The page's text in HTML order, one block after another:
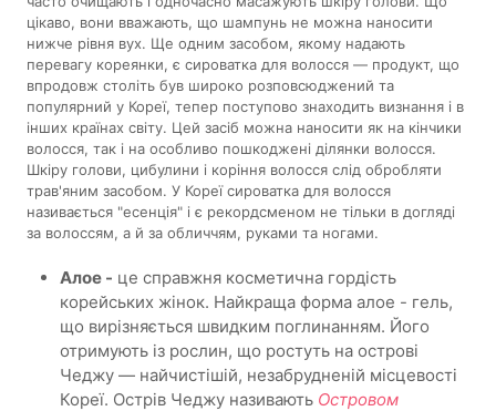
цікаво, вони вважають, що шампунь не можна наносити
нижче рівня вух. Ще одним засобом, якому надають
перевагу кореянки, є сироватка для волосся — продукт, що
впродовж століть був широко розповсюджений та
популярний у Кореї, тепер поступово знаходить визнання і в
інших країнах світу. Цей засіб можна наносити як на кінчики
волосся, так і на особливо пошкоджені ділянки волосся.
Шкіру голови, цибулини і коріння волосся слід обробляти
трав'яним засобом. У Кореї сироватка для волосся
називається "есенція" і є рекордсменом не тільки в догляді
за волоссям, а й за обличчям, руками та ногами.
Алое - це справжня косметична гордість
корейських жінок. Найкраща форма алое - гель,
що вирізняється швидким поглинанням. Його
отримують із рослин, що ростуть на острові
Чеджу — найчистішій, незабрудненій місцевості
Кореї. Острів Чеджу називають Островом